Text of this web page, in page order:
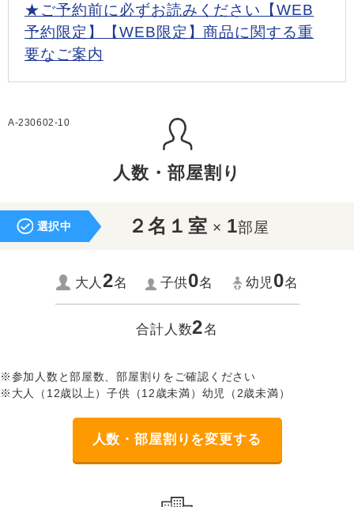
★ご予約前に必ずお読みください【WEB
予約限定】【WEB限定】商品に関する重
要なご案内
A-230602-10
人数・部屋割り
選択中 ２名１室 × 1部屋
大人2名 子供0名 幼児0名
合計人数2名
※参加人数と部屋数、部屋割りをご確認ください
※大人（12歳以上）子供（12歳未満）幼児（2歳未満）
人数・部屋割りを変更する